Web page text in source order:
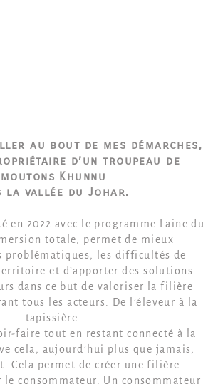
au bout de mes démarches,
d’un troupeau de
moutons Khunnu
la vallée du Johar.
en 2022 avec le programme Laine du
totale, permet de mieux
problématiques, les difficultés de
et d’apporter des solutions
dans ce but de valoriser la filière
tous les acteurs. De l’éleveur à la
tapissière.
faire tout en restant connecté à la
cela, aujourd’hui plus que jamais,
Cela permet de créer une filière
consommateur. Un consommateur